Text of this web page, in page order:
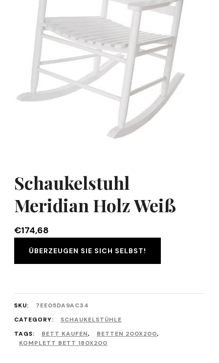
Schaukelstuhl
Meridian Holz Weiß
€174,68
ÜBERZEUGEN SIE SICH SELBST!
SKU:
7EE05DA9AC34
CATEGORY:
SCHAUKELSTÜHLE
TAGS:
BETT KAUFEN, BETTEN 200X200,
KOMPLETT BETT 180X200